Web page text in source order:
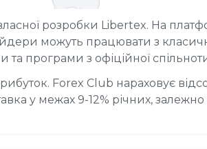
розробки Libertex. На
можуть працювати з
програми з офіційної
Forex Club нараховує
у межах 9-12% річних,